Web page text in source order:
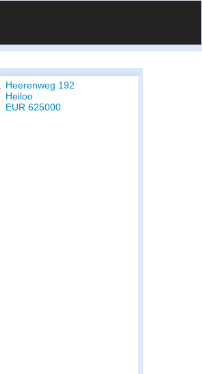
Heerenweg 192
Heiloo
EUR 625000